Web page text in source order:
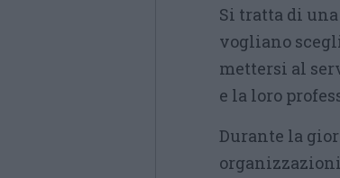
Si tratta di
vogliano
mettersi al
e la loro
Durante la